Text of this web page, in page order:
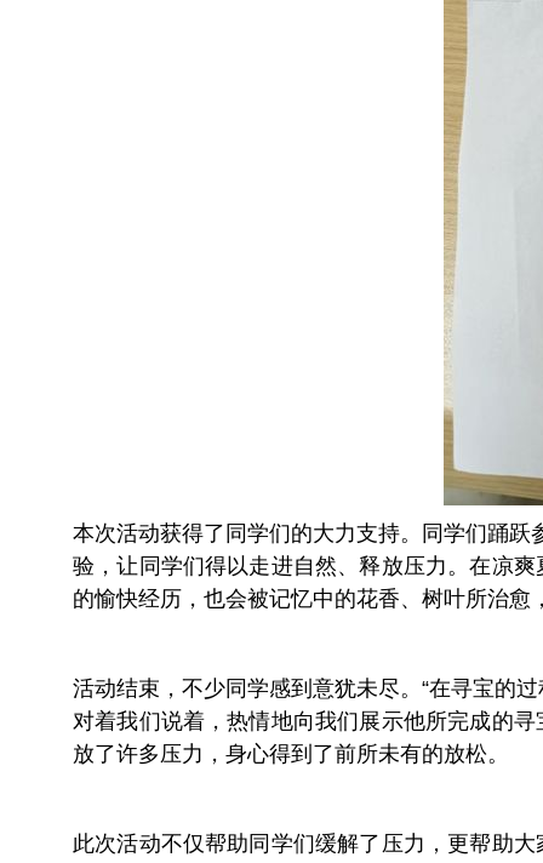
本次活动获得了同学们的大力支持。同学们踊跃
验，让同学们得以走进自然、释放压力。在凉
的愉快经历，也会被记忆中的花香、树叶所治
活动结束，不少同学感到意犹未尽。“在寻宝的
对着我们说着，热情地向我们展示他所完成的
放了许多压力，身心得到了前所未有的放松。
此次活动不仅帮助同学们缓解了压力，更帮助